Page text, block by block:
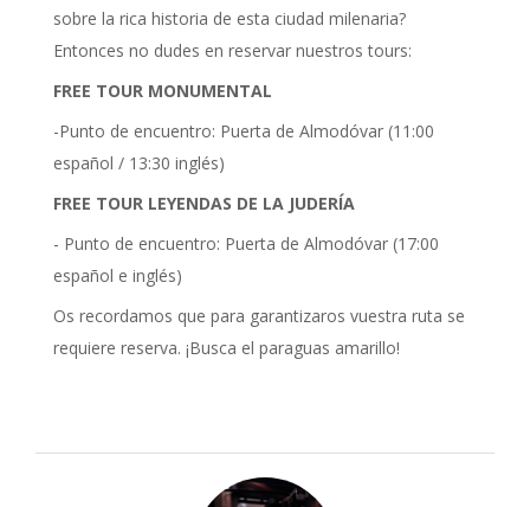
sobre la rica historia de esta ciudad milenaria?
Entonces no dudes en reservar nuestros tours:
FREE TOUR MONUMENTAL
-Punto de encuentro: Puerta de Almodóvar (11:00
español / 13:30 inglés)
FREE TOUR LEYENDAS DE LA JUDERÍA
- Punto de encuentro: Puerta de Almodóvar (17:00
español e inglés)
Os recordamos que para garantizaros vuestra ruta se
requiere reserva. ¡Busca el paraguas amarillo!